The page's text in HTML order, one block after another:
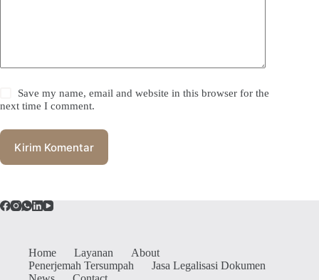
Save my name, email and website in this browser for the
next time I comment.
Kirim Komentar
Home Layanan
About
Penerjemah Tersumpah
Jasa Legalisasi Dokumen